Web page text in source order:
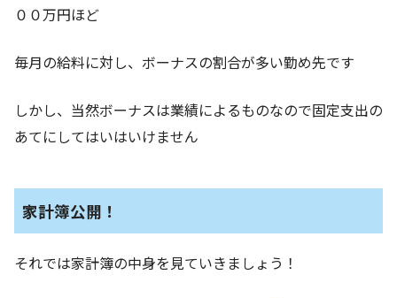
００万円ほど
毎月の給料に対し、ボーナスの割合が多い勤め先です
しかし、当然ボーナスは業績によるものなので固定支出の
あてにしてはいはいけません
家計簿公開！
それでは家計簿の中身を見ていきましょう！